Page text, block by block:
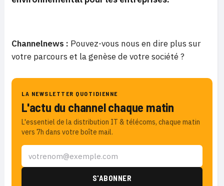
Channelnews : Pouvez-vous nous en dire plus sur
votre parcours et la genèse de votre société ?
LA NEWSLETTER QUOTIDIENNE
L'actu du channel chaque matin
L'essentiel de la distribution IT & télécoms, chaque matin
vers 7h dans votre boîte mail.